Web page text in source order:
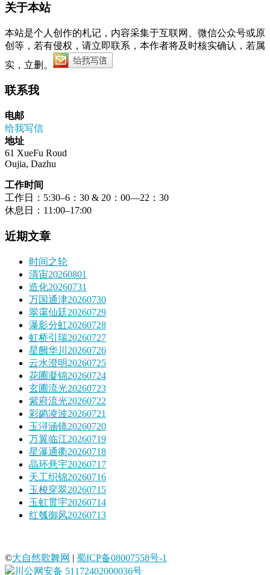
关于本站
本站是个人创作的札记，内容采集于互联网、微信公众号或原
创等，若有侵权，请立即联系，本作者将及时核实确认，若属
实，立删。
联系我
电邮
给我写信
地址
61 XueFu Roud
Oujia, Dazhu
工作时间
工作日：5:30–6：30 & 20：00—22：30
休息日：11:00–17:00
近期文章
时间之轮
清宙20260801
造化20260731
万国通津20260730
翠霭仙廷20260729
瀑影分虹20260728
虹桥引瑞20260727
星阙华川20260726
云水澄明20260725
花圃凝锦20260724
玄圃流光20260723
紫府流光20260722
彩鹢凌波20260721
玉浔涵镜20260720
万翼临江20260719
星瀑通衢20260718
晶环悬宇20260717
天工织锦20260716
玉梭穿翠20260715
玉虹贯宇20260714
红瓠御风20260713
©大自然歌舞网 | 蜀ICP备08007558号-1
川公网安备 51172402000036号